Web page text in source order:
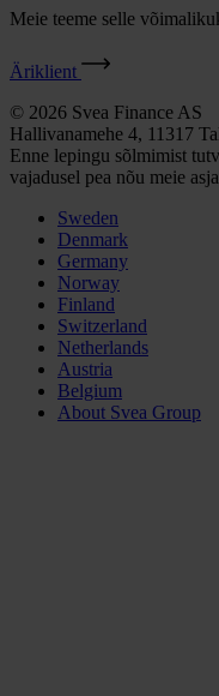
Meie teeme selle
Äriklient
© 2026 Svea Finance AS
Hallivanamehe 4, 11317
Enne lepingu sõlmimist
vajadusel pea nõu meie
Sweden
Denmark
Germany
Norway
Finland
Switzerland
Netherlands
Austria
Belgium
About Svea Group